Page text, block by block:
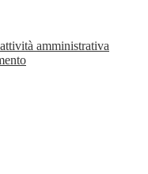
amministrativa